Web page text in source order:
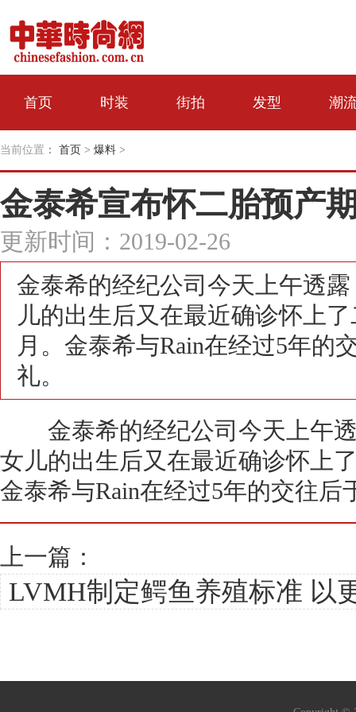
首页 时装 街拍 发型 潮
当前位置 ： 首页 > 爆料 >
金泰希宣布怀二胎预产
更新时间：2019-02-26
金泰希的经纪公司今天上午透
儿的出生后又在最近确诊怀上
月。金泰希与Rain在经过5年的
礼。
金泰希的经纪公司今天上午透
女儿的出生后又在最近确诊怀上
金泰希与Rain在经过5年的交往后
上一篇：
LVMH制定鳄鱼养殖标准 以